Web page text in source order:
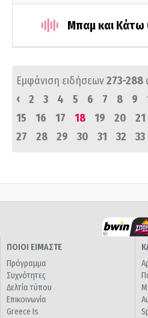
Μπαμ και
Εμφάνιση ειδήσεων273-288
‹
2 3 4 5 6 7 8 9
15
16 17 18 19 20 21
27
28 29 30 31 32 33
ΠΟΙΟΙ ΕΙΜΑΣΤΕ
Πρόγραμμα
Συχνότητες
Δελτία τύπου
Επικοινωνία
Greece Is